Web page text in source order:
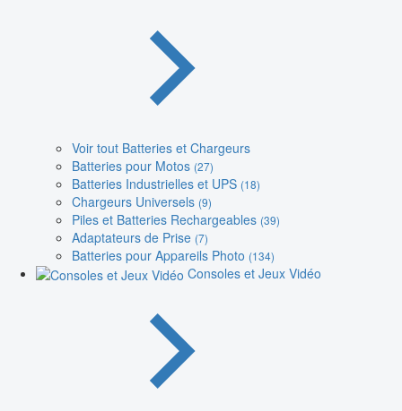
Voir tout Batteries et Chargeurs
Batteries pour Motos (27)
Batteries Industrielles et UPS (18)
Chargeurs Universels (9)
Piles et Batteries Rechargeables (39)
Adaptateurs de Prise (7)
Batteries pour Appareils Photo (134)
Consoles et Jeux Vidéo